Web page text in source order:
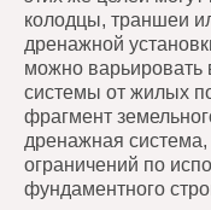
колодцы, траншеи
дренажной
можно варьировать
системы от жилых
фрагмент
дренажная
ограничений по
фундаментного